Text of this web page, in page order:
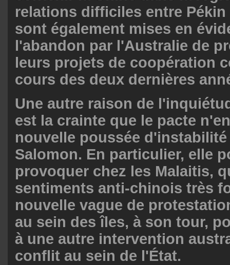
relations difficiles entre Pékin
sont également mises en
l'abandon par l'Australie de
leurs projets de coopération
cours des deux dernières
Une autre raison de
est la crainte que le pacte
nouvelle poussée
Salomon. En particulier, elle
provoquer chez les Malaitis,
sentiments anti-chinois très
nouvelle vague de
au sein des îles, à son tour,
à une autre intervention
conflit au sein de l'État.